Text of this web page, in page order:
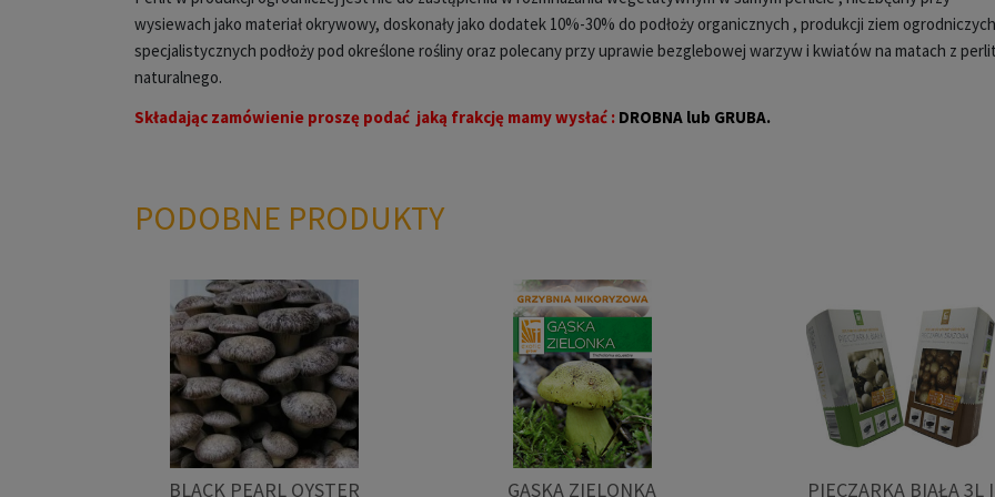
wysiewach jako materiał okrywowy, doskonały jako dodatek 10%-30% do podłoży organicznych , produkcji ziem
specjalistycznych podłoży pod określone rośliny oraz polecany przy uprawie bezglebowej warzyw i kwiatów na matach z
naturalnego.
Składając zamówienie proszę podać jaką frakcję mamy wysłać : DROBNA lub GRUBA.
PODOBNE PRODUKTY
BLACK PEARL OYSTER GĄSKA ZIELONKA PIECZARKA BIAŁA 3L I